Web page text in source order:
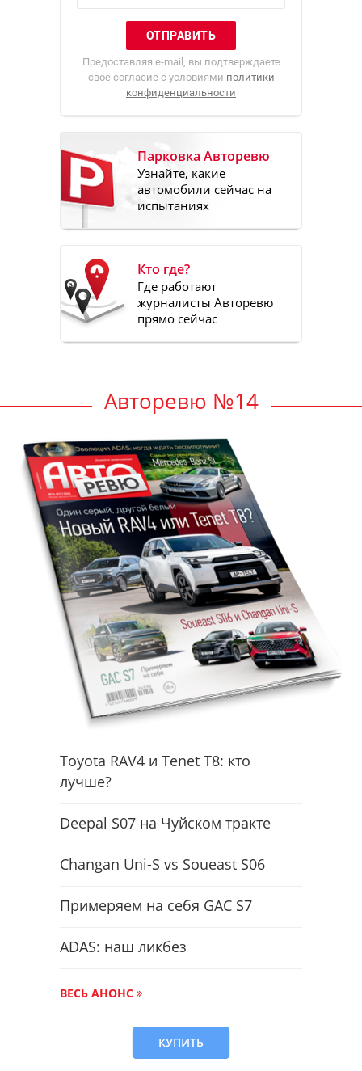
Предоставляя e-mail, вы подтверждаете
свое согласие с условиями политики
конфиденциальности
Парковка Авторевю
Узнайте, какие
автомобили сейчас на
испытаниях
Кто где?
Где работают
журналисты Авторевю
прямо сейчас
Авторевю №14
Toyota RAV4 и Tenet T8: кто
лучше?
Deepal S07 на Чуйском тракте
Changan Uni-S vs Soueast S06
Примеряем на себя GAC S7
ADAS: наш ликбез
ВЕСЬ АНОНС
КУПИТЬ